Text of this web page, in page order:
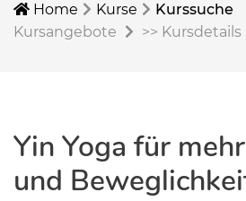
Home Kurse
Kurssuche
Kursangebote
>> Kursdetails
Yin Yoga für
und